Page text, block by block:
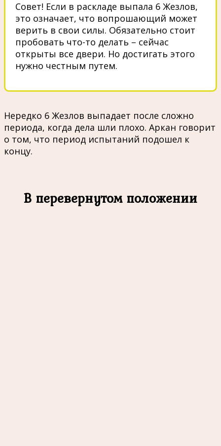
Совет! Если в раскладе выпала 6 Жезлов,
это означает, что вопрошающий может
верить в свои силы. Обязательно стоит
пробовать что-то делать – сейчас
открыты все двери. Но достигать этого
нужно честным путем.
Нередко 6 Жезлов выпадает после сложно
периода, когда дела шли плохо. Аркан говорит
о том, что период испытаний подошел к
концу.
В перевернутом положении